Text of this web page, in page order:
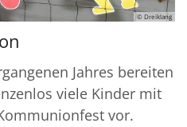
© Dreiklang
Jahres bereiten
viele Kinder mit
vor.